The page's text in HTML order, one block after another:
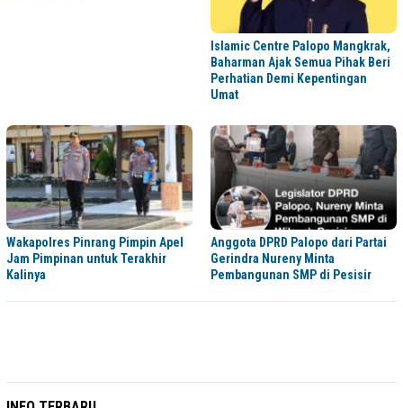
Islamic Centre Palopo Mangkrak,
Baharman Ajak Semua Pihak Beri
Perhatian Demi Kepentingan
Umat
Wakapolres Pinrang Pimpin Apel
Jam Pimpinan untuk Terakhir
Kalinya
Anggota DPRD Palopo dari Partai
Gerindra Nureny Minta
Pembangunan SMP di Pesisir